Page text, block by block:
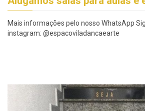
Mais informações pelo nosso WhatsApp
instagram: @espacoviladancaearte